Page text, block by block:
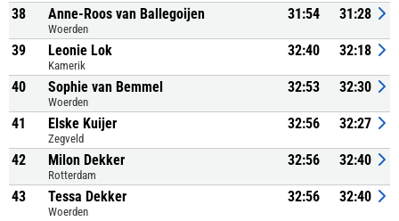
38 Anne-Roos van Ballegoijen
Woerden
31:54 31:28
39 Leonie Lok
Kamerik
32:40 32:18
40 Sophie van Bemmel
Woerden
32:53 32:30
41 Elske Kuijer
Zegveld
32:56 32:27
42 Milon Dekker
Rotterdam
32:56 32:40
43 Tessa Dekker
Woerden
32:56 32:40